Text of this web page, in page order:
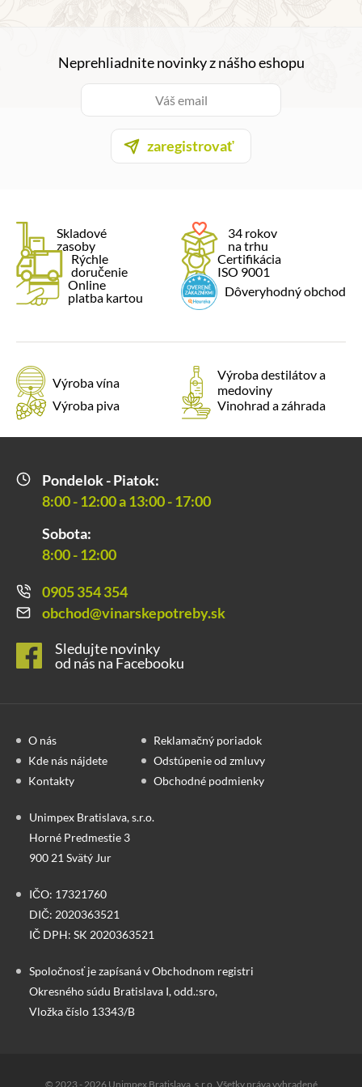
Neprehliadnite novinky z nášho eshopu
zaregistrovať
Skladové
zasoby
34 rokov
na trhu
Rýchle
doručenie
Certifikácia
ISO 9001
Online
platba kartou
Dôveryhodný obchod
Výroba vína
Výroba destilátov a
medoviny
Výroba piva
Vinohrad a záhrada
Pondelok - Piatok:
8:00 - 12:00 a 13:00 - 17:00
Sobota:
8:00 - 12:00
0905 354 354
obchod@vinarskepotreby.sk
Sledujte novinky
od nás na Facebooku
O nás
Reklamačný poriadok
Kde nás nájdete
Odstúpenie od zmluvy
Kontakty
Obchodné podmienky
Unimpex Bratislava, s.r.o.
Horné Predmestie 3
900 21 Svätý Jur
IČO: 17321760
DIČ: 2020363521
IČ DPH: SK 2020363521
Spoločnosť je zapísaná v Obchodnom registri
Okresného súdu Bratislava I, odd.:sro,
Vložka číslo 13343/B
© 2023 - 2026 Unimpex Bratislava, s.r.o. Všetky práva vyhradené